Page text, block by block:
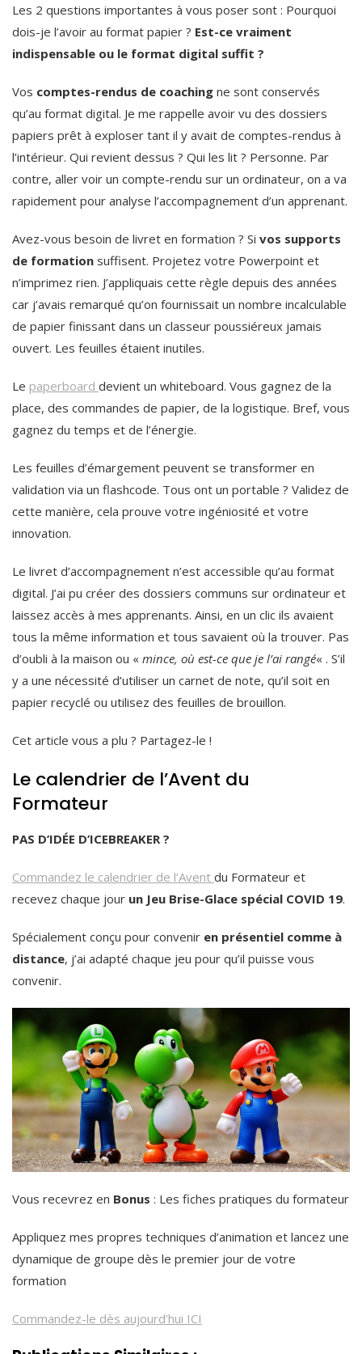
Les 2 questions importantes à vous poser sont : Pourquoi
dois-je l’avoir au format papier ? Est-ce vraiment
indispensable ou le format digital suffit ?
Vos comptes-rendus de coaching ne sont conservés
qu’au format digital. Je me rappelle avoir vu des dossiers
papiers prêt à exploser tant il y avait de comptes-rendus à
l’intérieur. Qui revient dessus ? Qui les lit ? Personne. Par
contre, aller voir un compte-rendu sur un ordinateur, on a va
rapidement pour analyse l’accompagnement d’un apprenant.
Avez-vous besoin de livret en formation ? Si vos supports
de formation suffisent. Projetez votre Powerpoint et
n’imprimez rien. J’appliquais cette règle depuis des années
car j’avais remarqué qu’on fournissait un nombre incalculable
de papier finissant dans un classeur poussiéreux jamais
ouvert. Les feuilles étaient inutiles.
Le paperboard devient un whiteboard. Vous gagnez de la
place, des commandes de papier, de la logistique. Bref, vous
gagnez du temps et de l’énergie.
Les feuilles d’émargement peuvent se transformer en
validation via un flashcode. Tous ont un portable ? Validez de
cette manière, cela prouve votre ingéniosité et votre
innovation.
Le livret d’accompagnement n’est accessible qu’au format
digital. J’ai pu créer des dossiers communs sur ordinateur et
laissez accès à mes apprenants. Ainsi, en un clic ils avaient
tous la même information et tous savaient où la trouver. Pas
d’oubli à la maison ou « mince, où est-ce que je l’ai rangé« . S’il
y a une nécessité d’utiliser un carnet de note, qu’il soit en
papier recyclé ou utilisez des feuilles de brouillon.
Cet article vous a plu ? Partagez-le !
Le calendrier de l’Avent du
Formateur
PAS D’IDÉE D’ICEBREAKER ?
Commandez le calendrier de l’Avent du Formateur et
recevez chaque jour un Jeu Brise-Glace spécial COVID 19.
Spécialement conçu pour convenir en présentiel comme à
distance, j’ai adapté chaque jeu pour qu’il puisse vous
convenir.
Vous recevrez en Bonus : Les fiches pratiques du formateur
Appliquez mes propres techniques d’animation et lancez une
dynamique de groupe dès le premier jour de votre
formation
Commandez-le dès aujourd’hui ICI